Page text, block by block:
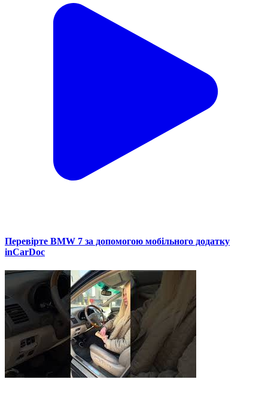
Перевірте BMW 7 за допомогою мобільного додатку
inCarDoc